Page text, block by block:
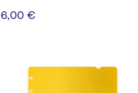
6,00 €